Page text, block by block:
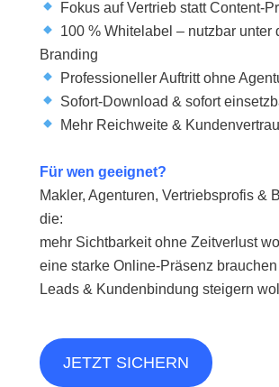
Fokus auf Vertrieb statt Content-
100 % Whitelabel – nutzbar unter
Branding
Professioneller Auftritt ohne
Sofort-Download & sofort
Mehr Reichweite &
Für wen geeignet?
Makler, Agenturen, Vertriebsprofis &
die:
mehr Sichtbarkeit ohne Zeitverlust
eine starke Online-Präsenz brauchen
Leads & Kundenbindung steigern
JETZT SICHERN